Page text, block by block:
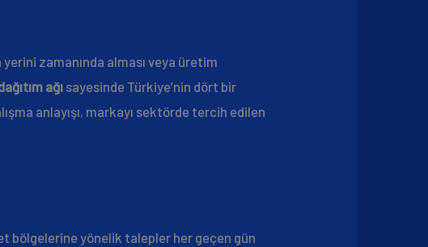
zamanında alması veya üretim
ağı sayesinde Türkiye’nin dört bir
anlayışı, markayı sektörde tercih edilen
bölgelerine yönelik talepler her geçen gün